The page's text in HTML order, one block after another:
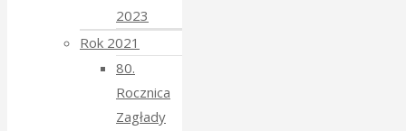
2023
Rok 2021
80.
Rocznica
Zagłady